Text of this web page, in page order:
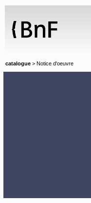
catalogue > Notice d'oeuvre